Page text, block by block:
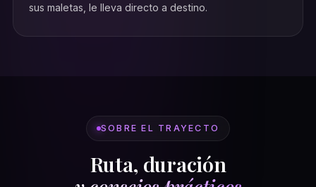
sus maletas, le lleva directo a destino.
SOBRE EL TRAYECTO
Ruta, duración